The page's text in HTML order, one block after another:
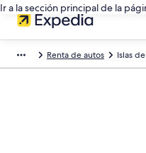
Ir a la sección principal de la
Renta de autos Islas